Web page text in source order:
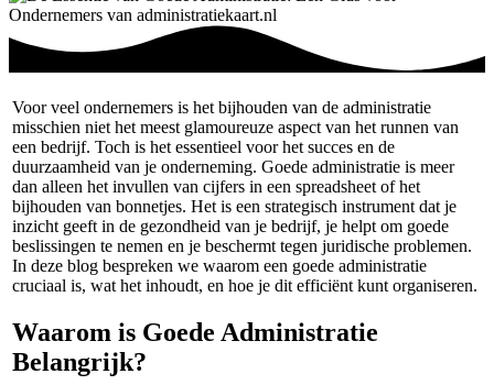
Voor veel ondernemers is het bijhouden van de administratie
misschien niet het meest glamoureuze aspect van het runnen van
een bedrijf. Toch is het essentieel voor het succes en de
duurzaamheid van je onderneming. Goede administratie is meer
dan alleen het invullen van cijfers in een spreadsheet of het
bijhouden van bonnetjes. Het is een strategisch instrument dat je
inzicht geeft in de gezondheid van je bedrijf, je helpt om goede
beslissingen te nemen en je beschermt tegen juridische problemen.
In deze blog bespreken we waarom een goede administratie
cruciaal is, wat het inhoudt, en hoe je dit efficiënt kunt organiseren.
Waarom is Goede Administratie
Belangrijk?